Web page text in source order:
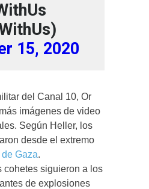
15, 2020
del Canal 10, Or
imágenes de video
Según Heller, los
desde el extremo
Gaza.
cohetes siguieron a los
de explosiones